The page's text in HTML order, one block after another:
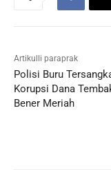
Artikulli paraprak
Polisi Buru
Korupsi Dana
Bener Meriah